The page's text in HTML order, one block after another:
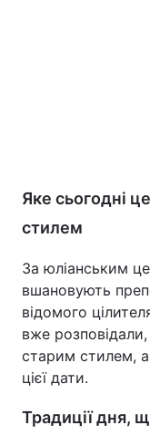
Яке сьогодні
стилем
За юліанським
вшановують
відомого
вже розповідали,
старим стилем,
цієї дати.
Традиції дня,